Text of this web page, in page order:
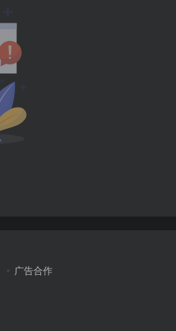
广告合作